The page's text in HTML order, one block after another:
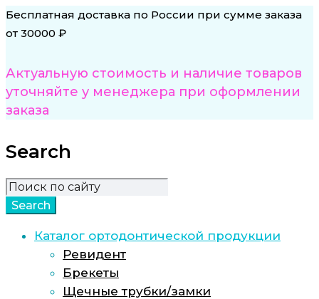
Бесплатная доставка по России при сумме заказа
от 30000 ₽
Актуальную стоимость и наличие товаров
уточняйте у менеджера при оформлении
заказа
Search
Каталог ортодонтической продукции
Ревидент
Брекеты
Щечные трубки/замки